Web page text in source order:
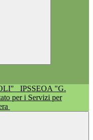
IPSSEOA "G.
per i Servizi per